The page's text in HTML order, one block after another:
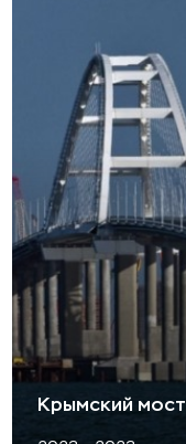
Крымский мост